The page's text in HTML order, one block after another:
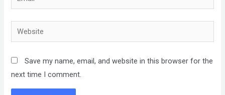
Website
Save my name, email, and website in this browser for the
next time I comment.